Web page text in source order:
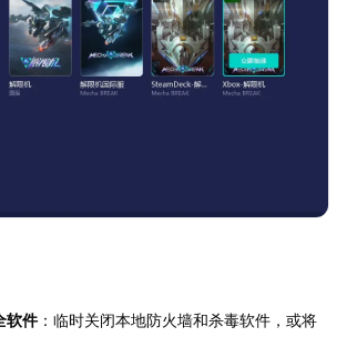
软件：临时关闭本地防火墙和杀毒软件，或将